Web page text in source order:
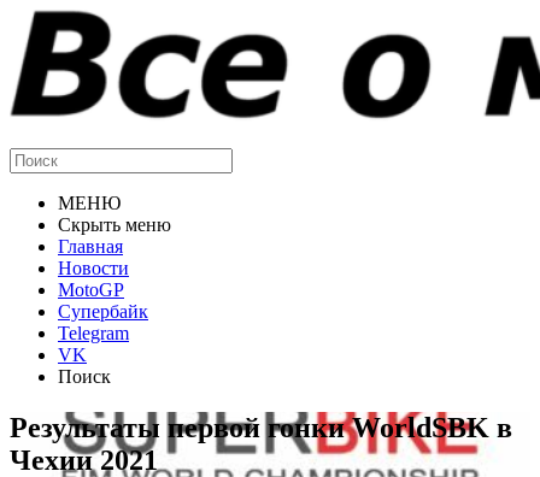
МЕНЮ
Скрыть меню
Главная
Новости
MotoGP
Супербайк
Telegram
VK
Поиск
Результаты первой гонки WorldSBK в
Чехии 2021